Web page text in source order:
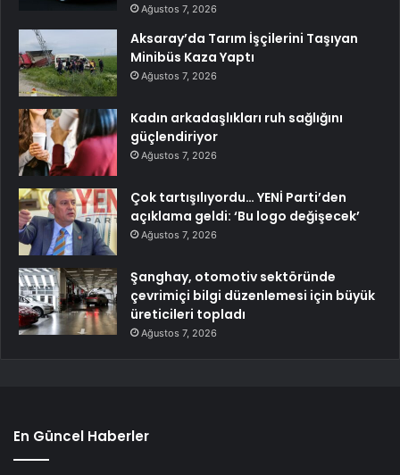
Ağustos 7, 2026
Aksaray’da Tarım İşçilerini Taşıyan
Minibüs Kaza Yaptı
Ağustos 7, 2026
Kadın arkadaşlıkları ruh sağlığını
güçlendiriyor
Ağustos 7, 2026
Çok tartışılıyordu… YENİ Parti’den
açıklama geldi: ‘Bu logo değişecek’
Ağustos 7, 2026
Şanghay, otomotiv sektöründe
çevrimiçi bilgi düzenlemesi için büyük
üreticileri topladı
Ağustos 7, 2026
En Güncel Haberler